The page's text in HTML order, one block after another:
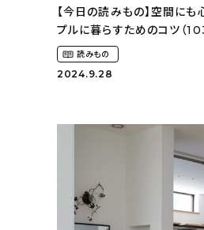
【今日の読みもの】空間にも
プルに暮らすためのコツ（
読みもの
2024.9.28